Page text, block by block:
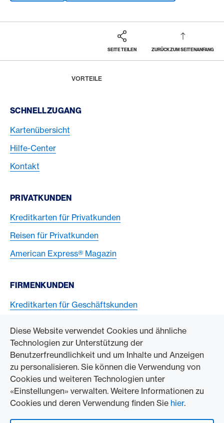
Diese Website verwendet Cookies und ähnliche
Technologien zur Unterstützung der
Benutzerfreundlichkeit und um Inhalte und Anzeigen
zu personalisieren. Sie können die Verwendung von
Cookies und weiteren Technologien unter
«Einstellungen» verwalten. Weitere Informationen zu
Cookies und deren Verwendung finden Sie hier.
SEITE TEILEN ZURÜCK ZUM SEITENANFANG
Footer
VORTEILE
Footer Navigation
SCHNELLZUGANG
Kartenübersicht
Hilfe-Center
Kontakt
PRIVATKUNDEN
Kreditkarten für Privatkunden
Reisen für Privatkunden
American Express® Magazin
FIRMENKUNDEN
Kreditkarten für Geschäftskunden
ZUM UNTERNEHMEN
Swisscard AECS GmbH
American Express Weltweit
Kontakt und Social Media